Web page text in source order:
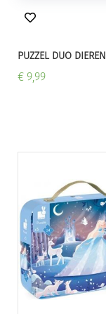
PUZZEL DUO DIEREN
€ 9,99